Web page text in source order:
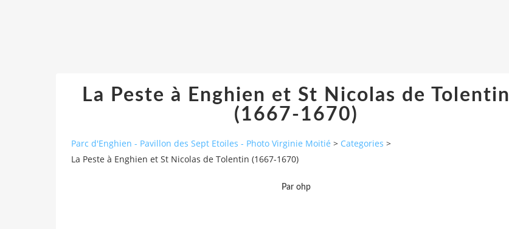
La Peste à Enghien et St Nicolas de Tolentin
(1667-1670)
Parc d'Enghien - Pavillon des Sept Etoiles - Photo Virginie Moitié > Categories >
La Peste à Enghien et St Nicolas de Tolentin (1667-1670)
Par ohp